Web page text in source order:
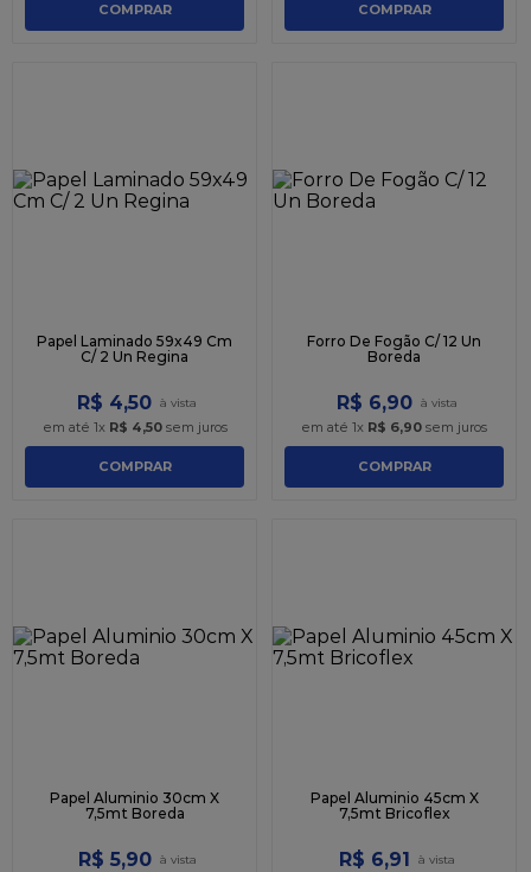
COMPRAR COMPRAR
Papel Laminado 59x49 Cm
C/ 2 Un Regina
R$ 4,50
em até 1x R$ 4,50sem juros
COMPRAR
Forro De Fogão C/ 12 Un
Boreda
R$ 6,90
em até 1x R$ 6,90 sem juros
COMPRAR
Papel Aluminio 30cm X
7,5mt Boreda
R$ 5,90
Papel Aluminio 45cm X
7,5mt Bricoflex
R$ 6,91